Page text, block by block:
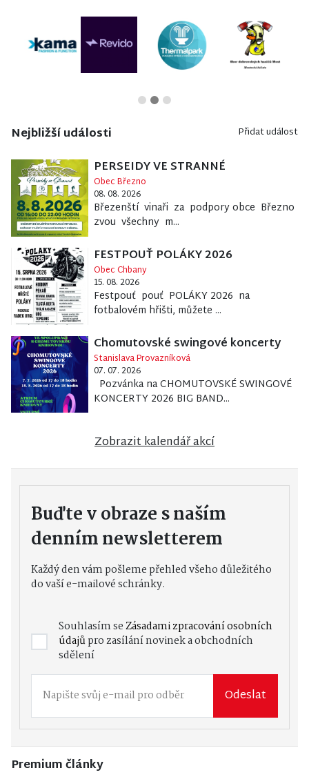
Nejbližší události Přidat událost
PERSEIDY VE STRANNÉ
Obec Březno
08. 08. 2026
Březenští vinaři za podpory obce Březno
zvou všechny m...
FESTPOUŤ POLÁKY 2026
Obec Chbany
15. 08. 2026
Festpouť pouť POLÁKY 2026 na
fotbalovém hřišti, můžete ...
Chomutovské swingové koncerty
Stanislava Provazníková
07. 07. 2026
Pozvánka na CHOMUTOVSKÉ SWINGOVÉ
KONCERTY 2026 BIG BAND...
Zobrazit kalendář akcí
Buďte v obraze s naším
denním newsletterem
Každý den vám pošleme přehled všeho důležitého
do vaší e-mailové schránky.
Souhlasím seZásadami zpracování osobních
údajůpro zasílání novinek a obchodních
sdělení
Odeslat
Premium články